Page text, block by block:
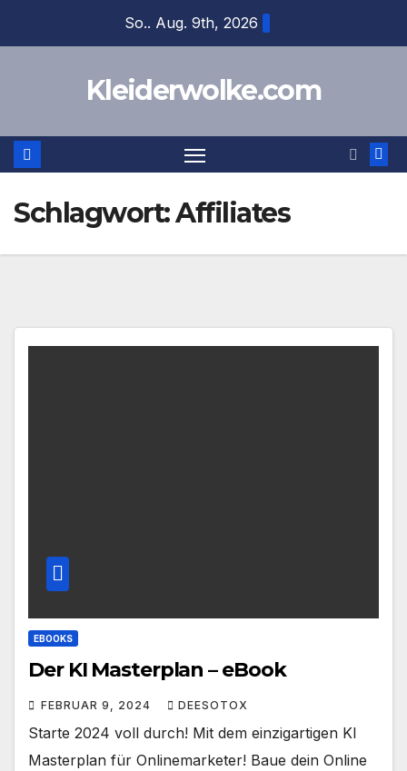
So.. Aug. 9th, 2026
Kleiderwolke.com
Schlagwort:Affiliates
EBOOKS
Der KI Masterplan – eBook
FEBRUAR 9, 2024 DEESOTOX
Starte 2024 voll durch! Mit dem einzigartigen KI
Masterplan für Onlinemarketer! Baue dein Online